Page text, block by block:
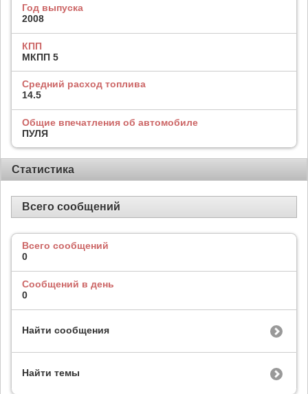
Год выпуска
2008
КПП
МКПП 5
Средний расход топлива
14.5
Общие впечатления об автомобиле
ПУЛЯ
Статистика
Всего сообщений
Всего сообщений
0
Сообщений в день
0
Найти сообщения
Найти темы